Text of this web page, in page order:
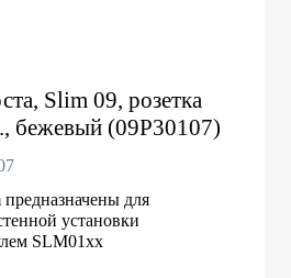
Slim 09, розетка
бежевый (09P30107)
для
установки
SLM01хх